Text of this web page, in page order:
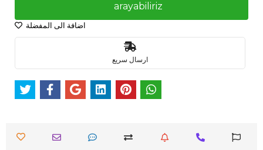
arayabiliriz
اضافة الى المفضلة
ارسال سريع